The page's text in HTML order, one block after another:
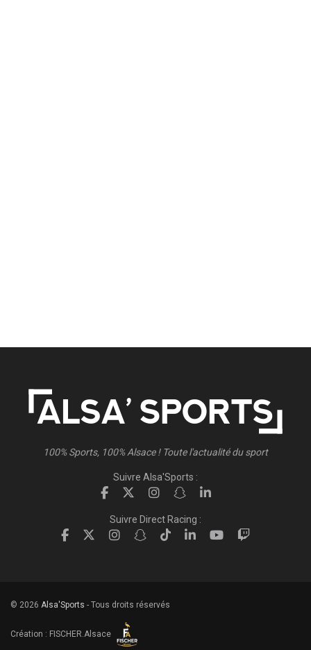
100% Sports, 100% Alsace ! Toute l'actualité du sport
Suivre Alsa'Sports :
Suivre Direct Racing :
© 2026 Alsa'Sports - Tous droits réservés
Création : FISCHER.Alsace